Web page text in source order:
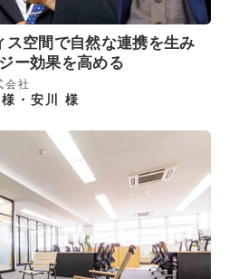
ス空間で自然な連携を生み
ー効果を高める
会社
・安川 様